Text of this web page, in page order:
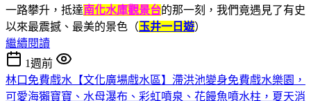
一路攀升，抵達南化水庫觀景台的那一刻，我們竟遇見了有史
以來最震撼、最美的景色（玉井一日遊）
繼續閱讀
1週前
林口免費戲水【文化廣場戲水區】滯洪池變身免費戲水樂園，
可愛海獺寶寶、水母瀑布、彩虹噴泉、花饅魚噴水柱，夏天消